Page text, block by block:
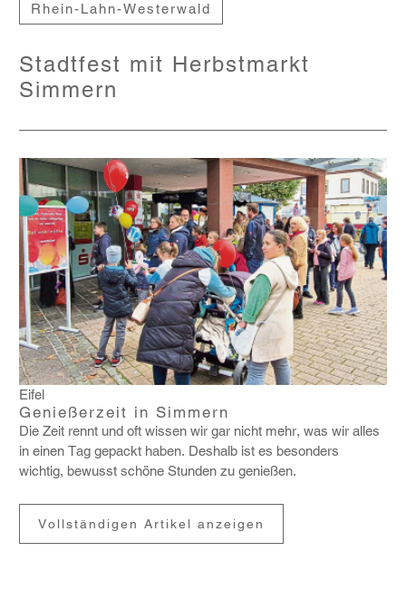
Rhein-Lahn-Westerwald
Stadtfest mit Herbstmarkt
Simmern
Eifel
Genießerzeit in Simmern
Die Zeit rennt und oft wissen wir gar nicht mehr, was wir alles
in einen Tag gepackt haben. Deshalb ist es beson­ders
wichtig, bewusst schöne Stunden zu genießen.
Vollständigen Artikel anzeigen